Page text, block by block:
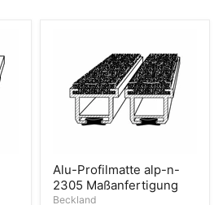
Alu-Profilmatte alp-n-
2305 Maßanfertigung
Beckland